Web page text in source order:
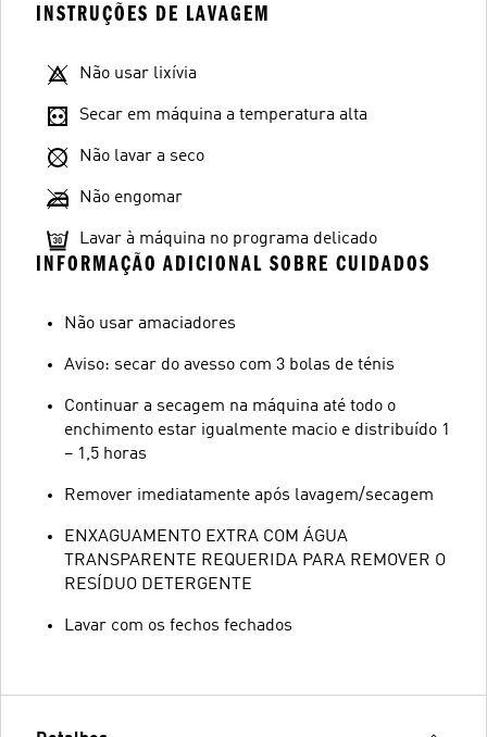
INSTRUÇÕES DE LAVAGEM
Não usar lixívia
Secar em máquina a temperatura alta
Não lavar a seco
Não engomar
Lavar à máquina no programa delicado
INFORMAÇÃO ADICIONAL SOBRE CUIDADOS
Não usar amaciadores
Aviso: secar do avesso com 3 bolas de ténis
Continuar a secagem na máquina até todo o
enchimento estar igualmente macio e distribuído 1
– 1,5 horas
Remover imediatamente após lavagem/secagem
ENXAGUAMENTO EXTRA COM ÁGUA
TRANSPARENTE REQUERIDA PARA REMOVER O
RESÍDUO DETERGENTE
Lavar com os fechos fechados